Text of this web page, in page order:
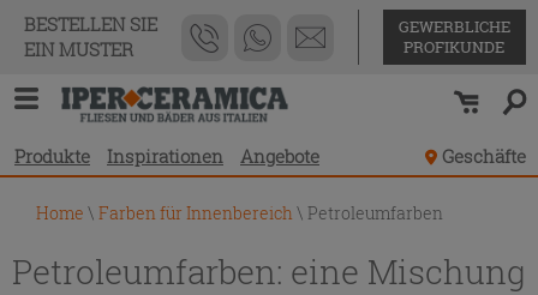
BESTELLEN SIE
EIN MUSTER
GEWERBLICHE
PROFIKUNDE
Produkte Inspirationen Angebote Geschäfte
Home \ Farben für Innenbereich\ Petroleumfarben
Petroleumfarben: eine Mischung